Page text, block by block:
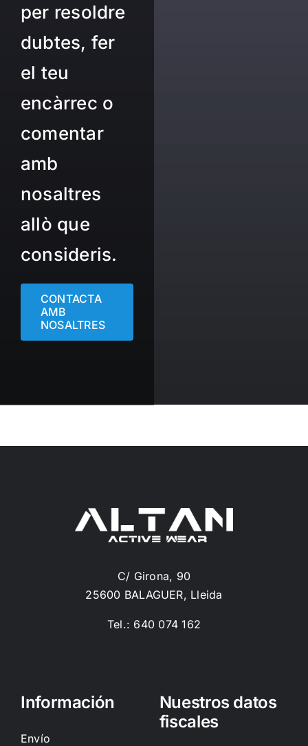
per resoldre
dubtes, fer
el teu
encàrrec o
comentar
amb
nosaltres
allò que
consideris.
CONTACTA
AMB
NOSALTRES
C/ Girona, 90
25600 BALAGUER, Lleida
Tel.: 640 074 162
Información
Envío
Nuestros datos
fiscales